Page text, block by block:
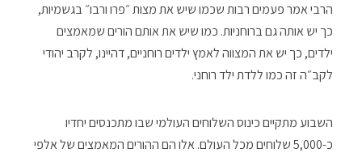
הרבי אמר פעמים רבות שכמו שיש את מצות ״פרו ורבו״ בגשמיות,
כך יש אותה גם ברוחניות. כמו שיש את אותם הורים שמאמצים
ילדים, כך יש את המצווה לאמץ ילדים רוחניים, דהיינו, לקרב יהודי
לקב״ה זה כמו ללדת ילד רוחני.
השבוע מתקיים כינוס השלוחים העולמי שבו מתכנסים יחדיו
כ-5,000 שלוחים מכל העולם. אלו הם ההורים המאמצים של אלפי